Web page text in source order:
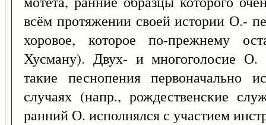
всём протяжении своей истории О.-
хоровое, которое по-прежнему
Хусману). Двух- и многоголосие
такие песнопения первоначально
случаях (напр., рождественские
ранний О. исполнялся с участием